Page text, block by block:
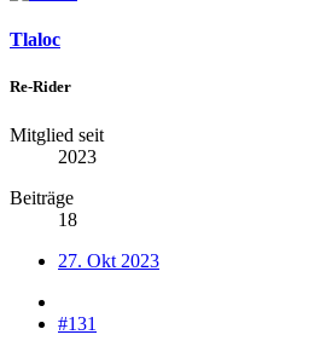
Tlaloc
Re-Rider
Mitglied seit
2023
Beiträge
18
27. Okt 2023
#131